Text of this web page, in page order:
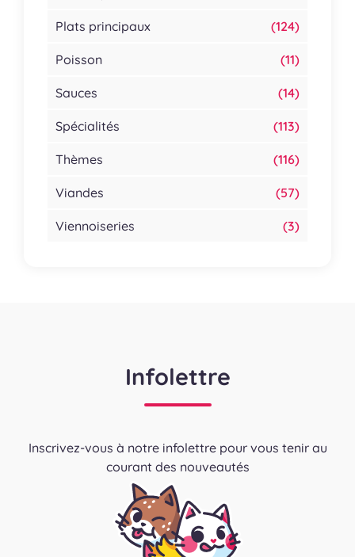
Plats principaux (124)
Poisson (11)
Sauces (14)
Spécialités (113)
Thèmes (116)
Viandes (57)
Viennoiseries (3)
Infolettre
Inscrivez-vous à notre infolettre pour vous tenir au
courant des nouveautés